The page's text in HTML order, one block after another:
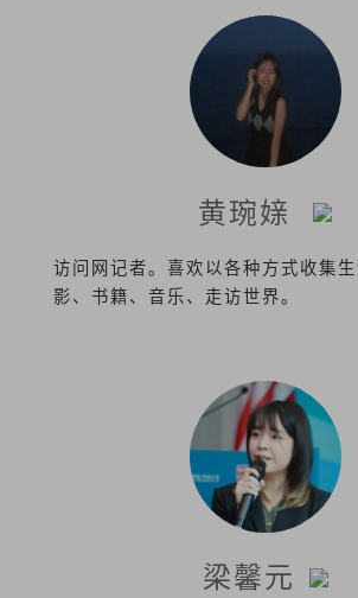
黄琬媇
访问网记者。喜欢以各种方式收集
影、书籍、音乐、走访世界。
梁馨元